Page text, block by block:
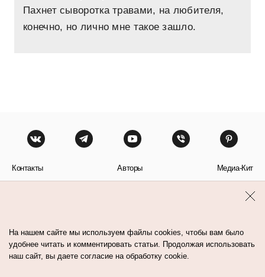
Пахнет сыворотка травами, на любителя,
конечно, но лично мне такое зашло.
Контакты Авторы Медиа-Кит
На нашем сайте мы используем файлы cookies, чтобы вам было
удобнее читать и комментировать статьи. Продолжая использовать
наш сайт, вы даете согласие на обработку cookie.